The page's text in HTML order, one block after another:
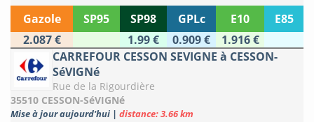
Gazole SP95 SP98 GPLc E10
E85
2.087 €
1.99 € 0.909 €
1.916 €
CARREFOUR CESSON SEVIGNE à CESSON-
SéVIGNé
Rue de la Rigourdière
35510 CESSON-SéVIGNé
Mise à jour aujourd'hui | distance: 3.66 km